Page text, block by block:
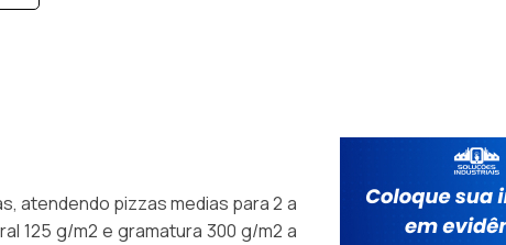
atendendo pizzas medias para 2 a
125 g/m2 e gramatura 300 g/m2 a